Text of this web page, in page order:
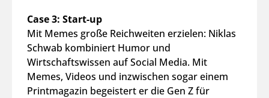
Case 3: Start-up
Mit Memes große Reichweiten erzielen: Niklas
Schwab kombiniert Humor und
Wirtschaftswissen auf Social Media. Mit
Memes, Videos und inzwischen sogar einem
Printmagazin begeistert er die Gen Z für